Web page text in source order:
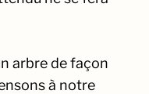
arbre de façon
à notre